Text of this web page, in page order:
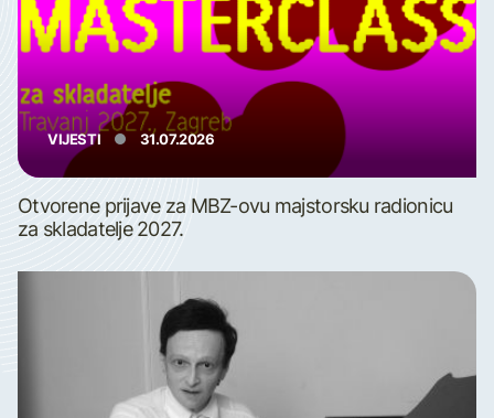
VIJESTI 31.07.2026
Otvorene prijave za MBZ-ovu majstorsku radionicu
za skladatelje 2027.